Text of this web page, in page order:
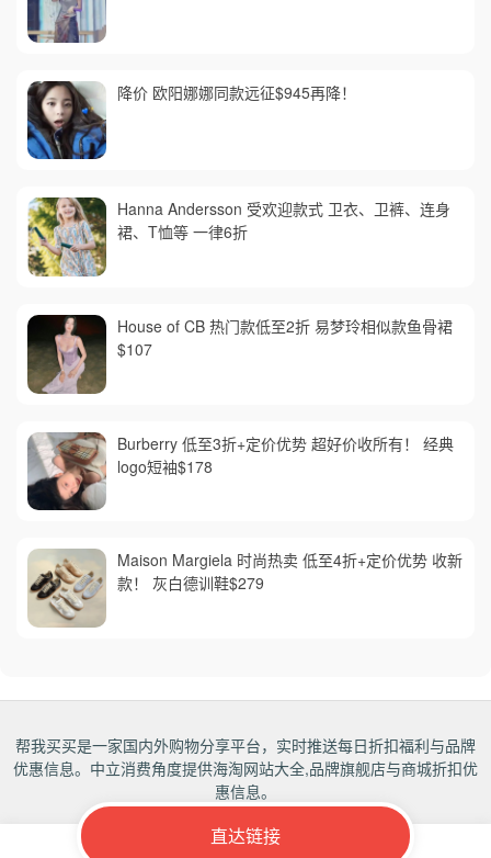
直达链接
降价 欧阳娜娜同款远征$945再降！
Hanna Andersson 受欢迎款式 卫衣、卫裤、连身
裙、T恤等 一律6折
House of CB 热门款低至2折 易梦玲相似款鱼骨裙
$107
Burberry 低至3折+定价优势 超好价收所有！ 经典
logo短袖$178
Maison Margiela 时尚热卖 低至4折+定价优势 收新
款！ 灰白德训鞋$279
帮我买买是一家国内外购物分享平台，实时推送每日折扣福利与品牌
优惠信息。中立消费角度提供海淘网站大全,品牌旗舰店与商城折扣优
惠信息。
Copyrights 2018-2027帮我买买 All rights reserved.